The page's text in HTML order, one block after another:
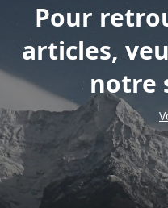
Pour
articles,
notre